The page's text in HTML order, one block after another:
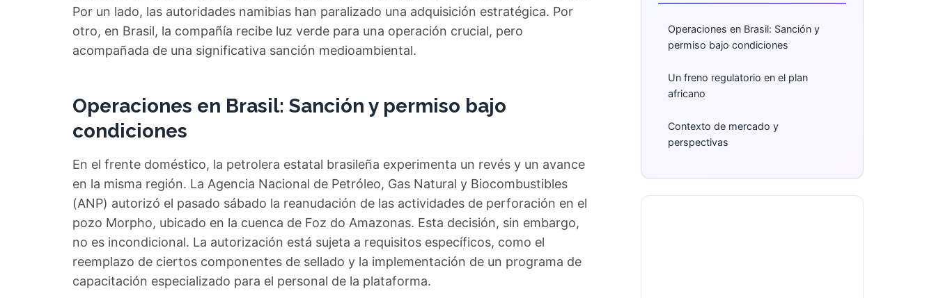
Por un lado, las autoridades namibias han paralizado una adquisición estratégica. Por
otro, en Brasil, la compañía recibe luz verde para una operación crucial, pero
acompañada de una significativa sanción medioambiental.
Operaciones en Brasil: Sanción y permiso bajo
condiciones
En el frente doméstico, la petrolera estatal brasileña experimenta un revés y un avance
en la misma región. La Agencia Nacional de Petróleo, Gas Natural y Biocombustibles
(ANP) autorizó el pasado sábado la reanudación de las actividades de perforación en el
pozo Morpho, ubicado en la cuenca de Foz do Amazonas. Esta decisión, sin embargo,
no es incondicional. La autorización está sujeta a requisitos específicos, como el
reemplazo de ciertos componentes de sellado y la implementación de un programa de
capacitación especializado para el personal de la plataforma.
Operaciones en Brasil: Sanción y
permiso bajo condiciones
Un freno regulatorio en el plan
africano
Contexto de mercado y
perspectivas